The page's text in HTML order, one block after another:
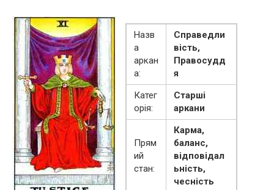
Назв
а
аркан
а:
Справедли
вість,
Правосудд
я
Катег
орія:
Старші
аркани
Прям
ий
стан:
Карма,
баланс,
відповідал
ьність,
чесність